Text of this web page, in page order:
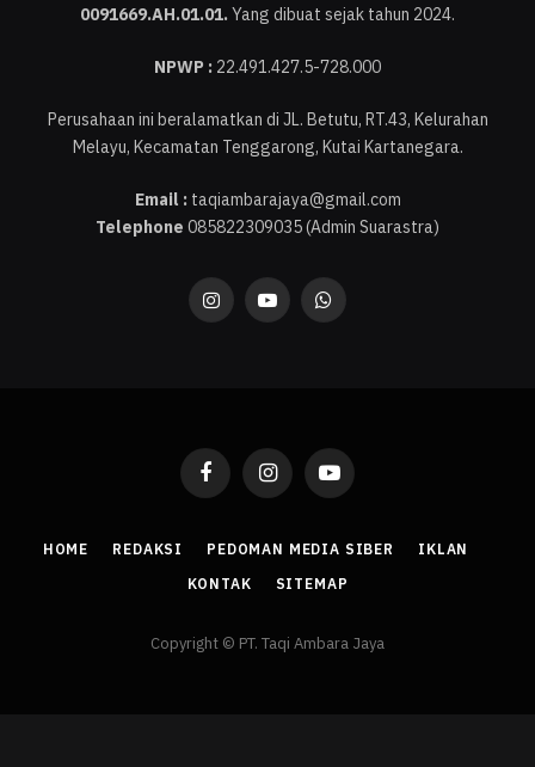
0091669.AH.01.01.Yang dibuat sejak tahun 2024.
NPWP : 22.491.427.5-728.000
Perusahaan ini beralamatkan di JL. Betutu, RT.43, Kelurahan
Melayu, Kecamatan Tenggarong, Kutai Kartanegara.
Email :taqiambarajaya@gmail.com
Telephone 085822309035 (Admin Suarastra)
InstagramYouTubeWhatsApp
FacebookInstagramYouTube
HOME REDAKSI PEDOMAN MEDIA SIBER
IKLAN
KONTAK
SITEMAP
Copyright © PT. Taqi Ambara Jaya